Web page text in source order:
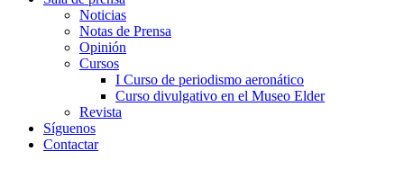
Noticias
Notas de Prensa
Opinión
Cursos
I Curso de periodismo aeronático
Curso divulgativo en el Museo Elder
Revista
Síguenos
Contactar